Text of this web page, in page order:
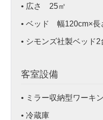
• 広さ 25㎡
• ベッド 幅120cm×長
• シモンズ社製ベッド2
客室設備
• ミラー収納型ワーキ
• 冷蔵庫